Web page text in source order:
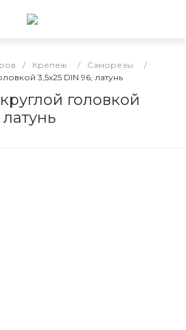
/ Крепеж / Саморезы
/
3,5х25 DIN 96, латунь
головкой